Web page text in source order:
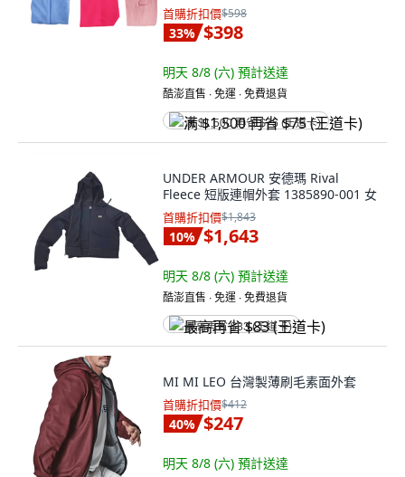
首購折扣價$598
33% $398
明天 8/8 (六) 預計送達
酷澎直售 ∙ 免運 ∙ 免費退貨
满 $1,500 再省 $75 (王道卡)
UNDER ARMOUR 安德瑪 Rival
Fleece 短版連帽外套 1385890-001 女
首購折扣價$1,843
10% $1,643
明天 8/8 (六) 預計送達
酷澎直售 ∙ 免運 ∙ 免費退貨
最高再省 $83 (王道卡)
MI MI LEO 台灣製薄刷毛素面外套
首購折扣價$412
40% $247
明天 8/8 (六) 預計送達